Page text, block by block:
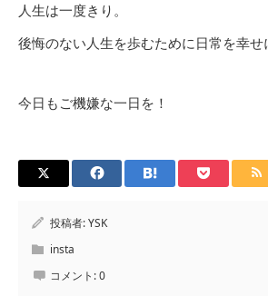
人生は一度きり。
後悔のない人生を歩むために日常を幸せ
今日もご機嫌な一日を！
投稿者:YSK
insta
コメント:0